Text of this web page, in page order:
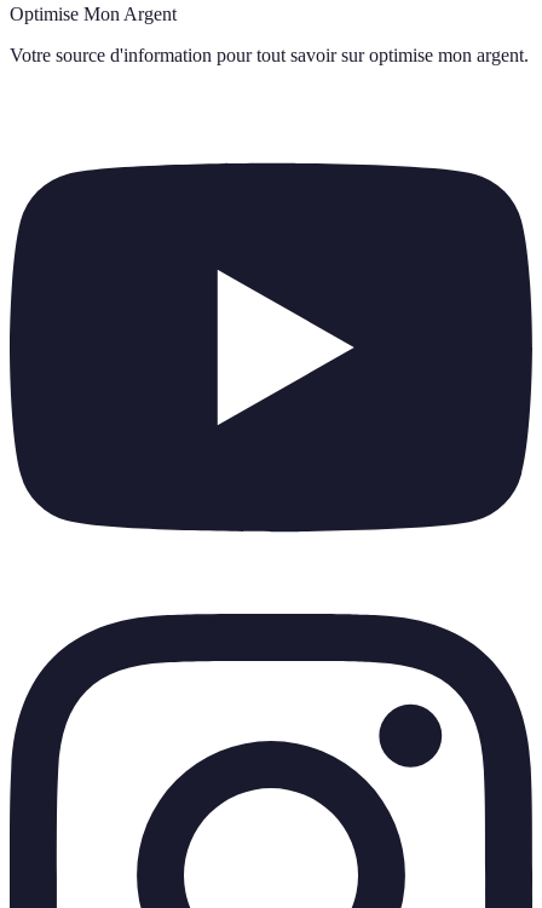
Optimise Mon Argent
Votre source d'information pour tout savoir sur optimise mon argent.